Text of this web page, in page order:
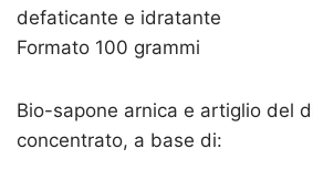
defaticante e idratante
Formato 100 grammi
Bio-sapone arnica e artiglio del
concentrato, a base di: